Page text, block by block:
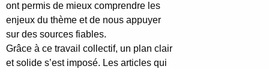
ont permis de mieux comprendre les
enjeux du thème et de nous appuyer
sur des sources fiables.
Grâce à ce travail collectif, un plan clair
et solide s’est imposé. Les articles qui